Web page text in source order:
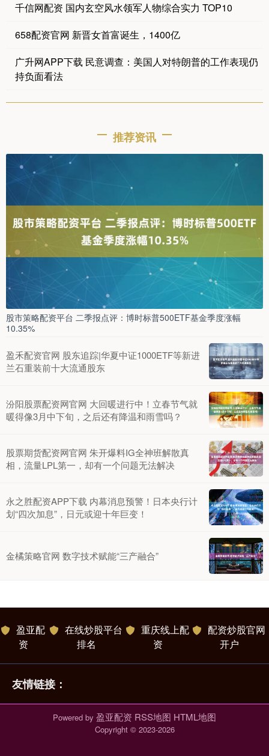
千信网配资 国内玄空风水领军人物综合实力 TOP10
658配资官网 新晋女首富诞生，1400亿
广升网APP下载 民意调查：美国人对特朗普的工作表现仍
持负面看法
推荐资讯
股市策略配资平台 二季报点评：博时标普500ETF基金季度涨幅
10.35%
盈禾配资官网 股东追踪|华夏中证1000ETF等新进
兰石重装前十大流通股东
汾阳股票配资网官网 大回暖进行中！立春节气就
暖得像3月中下旬，之后还有降温和雨雪吗？
股票期货配资网官网 朱开爆料IG全神班解散真
相，流量LPL第一，却有一个问题无法解决
永之胜配资APP下载 内幕消息预警！日本央行计
划“四次加息”，日元或迎十年巨变！
金橘策略官网 数字技术赋能“三产融合”
盈亚配
资
在线炒股平台
排名
重庆线上配
资
配资炒股官网
开户
友情链接：
Powered by 盈亚配资 RSS地图 HTML地图
Copyright © 2023-2026